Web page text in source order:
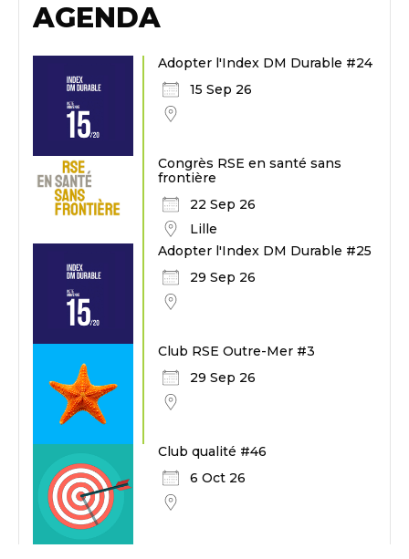
AGENDA
Adopter l'Index DM Durable #24
15 Sep 26
Congrès RSE en santé sans
frontière
22 Sep 26
Lille
Adopter l'Index DM Durable #25
29 Sep 26
Club RSE Outre-Mer #3
29 Sep 26
Club qualité #46
6 Oct 26